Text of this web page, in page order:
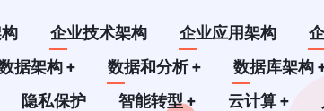
企业技术架构 企业应用架构
据架构+ 数据和分析+ 数据库架构
隐私保护 智能转型+ 云计算+